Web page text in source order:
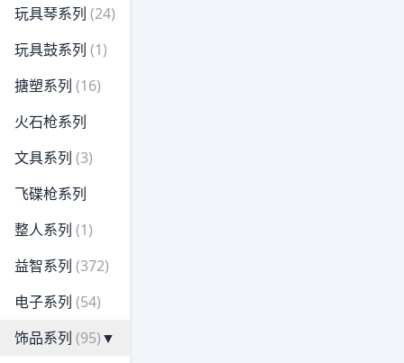
玩具琴系列 (24)
玩具鼓系列 (1)
搪塑系列 (16)
火石枪系列
文具系列 (3)
飞碟枪系列
整人系列 (1)
益智系列 (372)
电子系列 (54)
饰品系列 (95)▼